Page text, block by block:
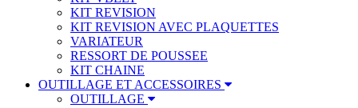
KIT REVISION
KIT REVISION AVEC PLAQUETTES
VARIATEUR
RESSORT DE POUSSEE
KIT CHAINE
OUTILLAGE ET ACCESSOIRES
OUTILLAGE